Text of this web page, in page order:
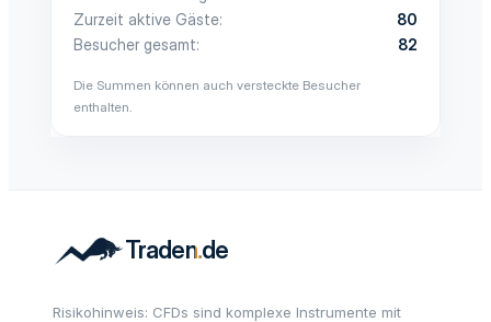
Zurzeit aktive Gäste
80
Besucher gesamt
82
Die Summen können auch versteckte Besucher
enthalten.
Risikohinweis: CFDs sind komplexe Instrumente mit